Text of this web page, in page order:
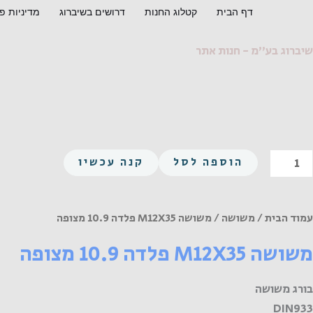
דף הבית קטלוג החנות דרושים בשיברוג מדיניות
שיברוג בע"מ - חנות אתר
כמות
של
M12X35
10.9
הוספה לסל קנה עכשיו
עמוד הבית/משושה/ משושה M12X35 פלדה 10.9 מצופה
משושה M12X35 פלדה 10.9 מצופה
בורג משושה
DIN933